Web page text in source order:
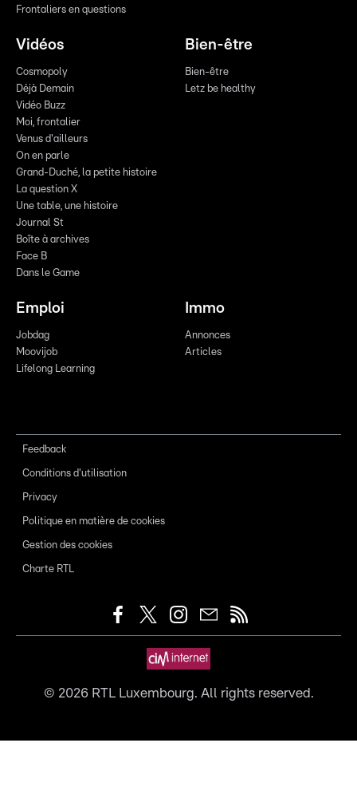
Frontaliers en questions
Vidéos
Cosmopoly
Déjà Demain
Vidéo Buzz
Moi, frontalier
Venus d'ailleurs
On en parle
Grand-Duché, la petite histoire
La question X
Une table, une histoire
Journal St
Boîte à archives
Face B
Dans le Game
Bien-être
Bien-être
Letz be healthy
Emploi
Jobdag
Moovijob
Lifelong Learning
Immo
Annonces
Articles
Feedback
Conditions d'utilisation
Privacy
Politique en matière de cookies
Gestion des cookies
Charte RTL
© 2026RTL Luxembourg. All rights reserved.